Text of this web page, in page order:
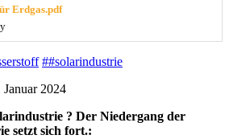
Erdgas.pdf
##solarindustrie
Januar 2024
? Der Niedergang der
setzt sich fort.: